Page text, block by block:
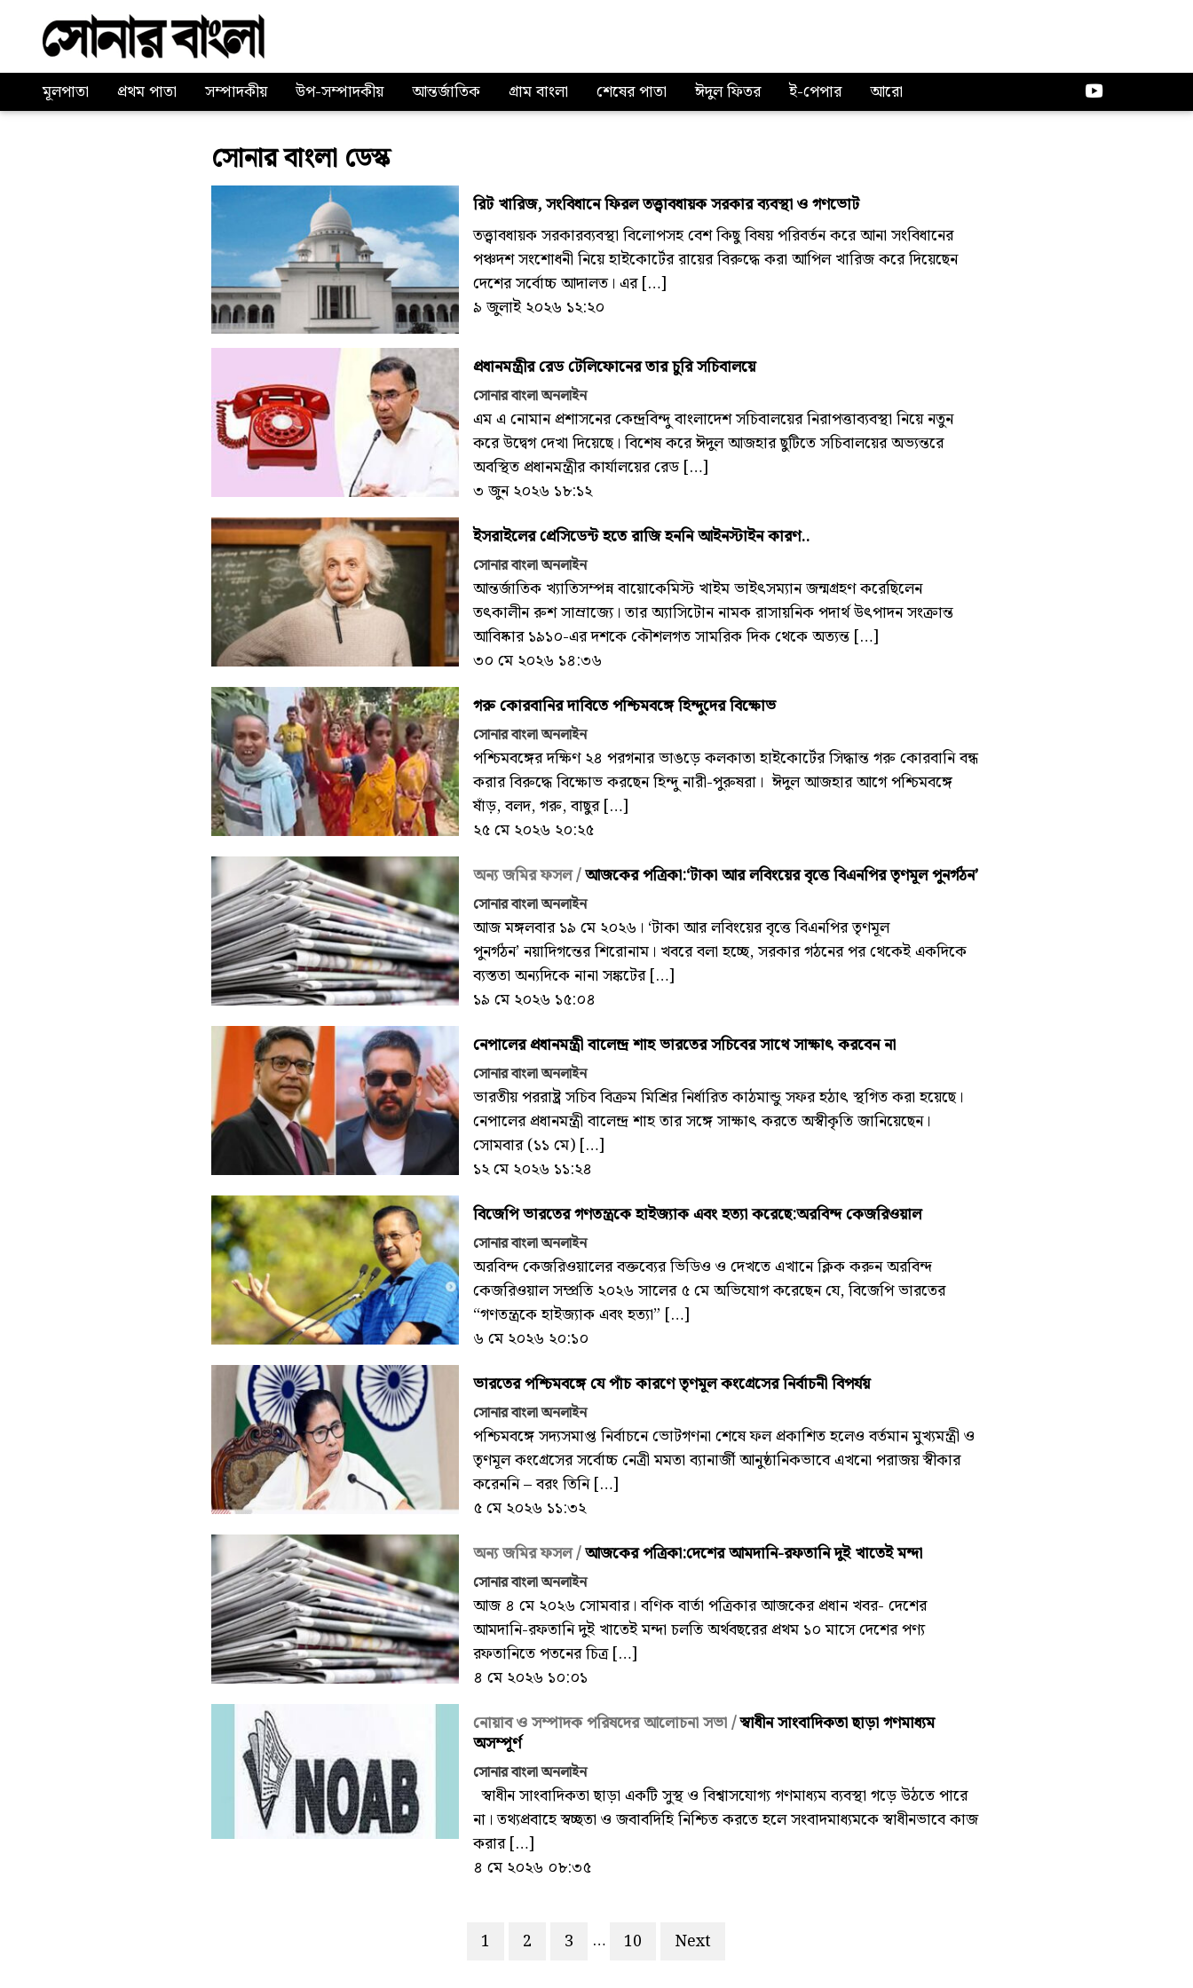
মূলপাতা প্রথম পাতা সম্পাদকীয় উপ-সম্পাদকীয় আন্তর্জাতিক গ্রাম বাংলা শেষের পাতা ঈদুল ফিতর ই-পেপার আরো
সোনার বাংলা ডেস্ক
রিট খারিজ, সংবিধানে ফিরল তত্ত্বাবধায়ক সরকার ব্যবস্থা ও গণভোট
তত্ত্বাবধায়ক সরকারব্যবস্থা বিলোপসহ বেশ কিছু বিষয় পরিবর্তন করে আনা সংবিধানের
পঞ্চদশ সংশোধনী নিয়ে হাইকোর্টের রায়ের বিরুদ্ধে করা আপিল খারিজ করে দিয়েছেন
দেশের সর্বোচ্চ আদালত। এর […]
৯ জুলাই ২০২৬ ১২:২০
প্রধানমন্ত্রীর রেড টেলিফোনের তার চুরি সচিবালয়ে
সোনার বাংলা অনলাইন
এম এ নোমান প্রশাসনের কেন্দ্রবিন্দু বাংলাদেশ সচিবালয়ের নিরাপত্তাব্যবস্থা নিয়ে নতুন
করে উদ্বেগ দেখা দিয়েছে। বিশেষ করে ঈদুল আজহার ছুটিতে সচিবালয়ের অভ্যন্তরে
অবস্থিত প্রধানমন্ত্রীর কার্যালয়ের রেড […]
৩ জুন ২০২৬ ১৮:১২
ইসরাইলের প্রেসিডেন্ট হতে রাজি হননি আইনস্টাইন কারণ..
সোনার বাংলা অনলাইন
আন্তর্জাতিক খ্যাতিসম্পন্ন বায়োকেমিস্ট খাইম ভাইৎসম্যান জন্মগ্রহণ করেছিলেন
তৎকালীন রুশ সাম্রাজ্যে। তার অ্যাসিটোন নামক রাসায়নিক পদার্থ উৎপাদন সংক্রান্ত
আবিষ্কার ১৯১০-এর দশকে কৌশলগত সামরিক দিক থেকে অত্যন্ত […]
৩০ মে ২০২৬ ১৪:৩৬
গরু কোরবানির দাবিতে পশ্চিমবঙ্গে হিন্দুদের বিক্ষোভ
সোনার বাংলা অনলাইন
পশ্চিমবঙ্গের দক্ষিণ ২৪ পরগনার ভাঙড়ে কলকাতা হাইকোর্টের সিদ্ধান্ত গরু কোরবানি বন্ধ
করার বিরুদ্ধে বিক্ষোভ করছেন হিন্দু নারী-পুরুষরা। ঈদুল আজহার আগে পশ্চিমবঙ্গে
ষাঁড়, বলদ, গরু, বাছুর […]
২৫ মে ২০২৬ ২০:২৫
অন্য জমির ফসল /আজকের পত্রিকা:‘টাকা আর লবিংয়ের বৃত্তে বিএনপির তৃণমূল পুনর্গঠন’
সোনার বাংলা অনলাইন
আজ মঙ্গলবার ১৯ মে ২০২৬। ‘টাকা আর লবিংয়ের বৃত্তে বিএনপির তৃণমূল
পুনর্গঠন’ নয়াদিগন্তের শিরোনাম। খবরে বলা হচ্ছে, সরকার গঠনের পর থেকেই একদিকে
ব্যস্ততা অন্যদিকে নানা সঙ্কটের […]
১৯ মে ২০২৬ ১৫:০৪
নেপালের প্রধানমন্ত্রী বালেন্দ্র শাহ ভারতের সচিবের সাথে সাক্ষাৎ করবেন না
সোনার বাংলা অনলাইন
ভারতীয় পররাষ্ট্র সচিব বিক্রম মিশ্রির নির্ধারিত কাঠমান্ডু সফর হঠাৎ স্থগিত করা হয়েছে।
নেপালের প্রধানমন্ত্রী বালেন্দ্র শাহ তার সঙ্গে সাক্ষাৎ করতে অস্বীকৃতি জানিয়েছেন।
সোমবার (১১ মে) […]
১২ মে ২০২৬ ১১:২৪
বিজেপি ভারতের গণতন্ত্রকে হাইজ্যাক এবং হত্যা করেছে:অরবিন্দ কেজরিওয়াল
সোনার বাংলা অনলাইন
অরবিন্দ কেজরিওয়ালের বক্তব্যের ভিডিও ও দেখতে এখানে ক্লিক করুন অরবিন্দ
কেজরিওয়াল সম্প্রতি ২০২৬ সালের ৫ মে অভিযোগ করেছেন যে, বিজেপি ভারতের
“গণতন্ত্রকে হাইজ্যাক এবং হত্যা” […]
৬ মে ২০২৬ ২০:১০
ভারতের পশ্চিমবঙ্গে যে পাঁচ কারণে তৃণমূল কংগ্রেসের নির্বাচনী বিপর্যয়
সোনার বাংলা অনলাইন
পশ্চিমবঙ্গে সদ্যসমাপ্ত নির্বাচনে ভোটগণনা শেষে ফল প্রকাশিত হলেও বর্তমান মুখ্যমন্ত্রী ও
তৃণমূল কংগ্রেসের সর্বোচ্চ নেত্রী মমতা ব্যানার্জী আনুষ্ঠানিকভাবে এখনো পরাজয় স্বীকার
করেননি – বরং তিনি […]
৫ মে ২০২৬ ১১:৩২
অন্য জমির ফসল /আজকের পত্রিকা:দেশের আমদানি-রফতানি দুই খাতেই মন্দা
সোনার বাংলা অনলাইন
আজ ৪ মে ২০২৬ সোমবার। বণিক বার্তা পত্রিকার আজকের প্রধান খবর- দেশের
আমদানি-রফতানি দুই খাতেই মন্দা চলতি অর্থবছরের প্রথম ১০ মাসে দেশের পণ্য
রফতানিতে পতনের চিত্র […]
৪ মে ২০২৬ ১০:০১
নোয়াব ও সম্পাদক পরিষদের আলোচনা সভা /স্বাধীন সাংবাদিকতা ছাড়া গণমাধ্যম
অসম্পূর্ণ
সোনার বাংলা অনলাইন
স্বাধীন সাংবাদিকতা ছাড়া একটি সুস্থ ও বিশ্বাসযোগ্য গণমাধ্যম ব্যবস্থা গড়ে উঠতে পারে
না। তথ্যপ্রবাহে স্বচ্ছতা ও জবাবদিহি নিশ্চিত করতে হলে সংবাদমাধ্যমকে স্বাধীনভাবে কাজ
করার […]
৪ মে ২০২৬ ০৮:৩৫
1 2 3 … 10 Next